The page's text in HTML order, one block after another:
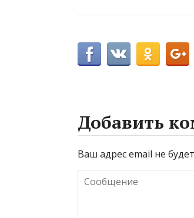
Добавить
Ваш адрес email не